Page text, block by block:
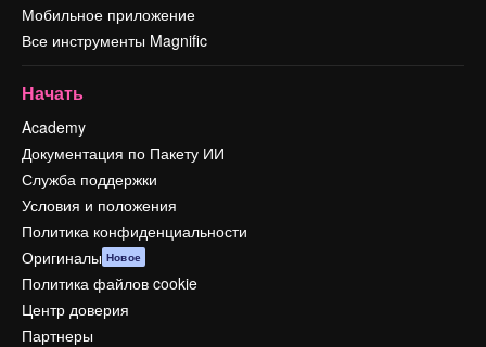
Мобильное приложение
Все инструменты Magnific
Начать
Academy
Документация по Пакету ИИ
Служба поддержки
Условия и положения
Политика конфиденциальности
Оригиналы Новое
Политика файлов cookie
Центр доверия
Партнеры